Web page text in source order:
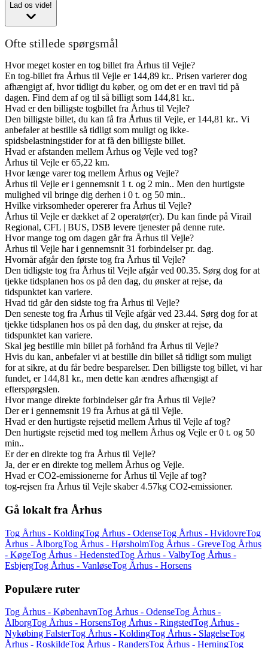
Lad os vide!
Ofte stillede spørgsmål
Hvor meget koster en tog billet fra Århus til Vejle?
En tog-billet fra Århus til Vejle er 144,89 kr.. Prisen varierer dog
afhængigt af, hvor tidligt du køber, og om det er en travl tid på
dagen. Find dem af og til så billigt som 144,81 kr..
Hvad er den billigste togbillet fra Århus til Vejle?
Den billigste billet, du kan få fra Århus til Vejle, er 144,81 kr.. Vi
anbefaler at bestille så tidligt som muligt og ikke-
spidsbelastningstider for at få den billigste billet.
Hvad er afstanden mellem Århus og Vejle ved tog?
Århus til Vejle er 65,22 km.
Hvor længe varer tog mellem Århus og Vejle?
Århus til Vejle er i gennemsnit 1 t. og 2 min.. Men den hurtigste
mulighed vil bringe dig derhen i 0 t. og 50 min..
Hvilke virksomheder opererer fra Århus til Vejle?
Århus til Vejle er dækket af 2 operatør(er). Du kan finde på Virail
Regional, CFL | BUS, DSB levere tjenester på denne rute.
Hvor mange tog om dagen går fra Århus til Vejle?
Århus til Vejle har i gennemsnit 31 forbindelser pr. dag.
Hvornår afgår den første tog fra Århus til Vejle?
Den tidligste tog fra Århus til Vejle afgår ved 00.35. Sørg dog for at
tjekke tidsplanen hos os på den dag, du ønsker at rejse, da
tidspunktet kan variere.
Hvad tid går den sidste tog fra Århus til Vejle?
Den seneste tog fra Århus til Vejle afgår ved 23.44. Sørg dog for at
tjekke tidsplanen hos os på den dag, du ønsker at rejse, da
tidspunktet kan variere.
Skal jeg bestille min billet på forhånd fra Århus til Vejle?
Hvis du kan, anbefaler vi at bestille din billet så tidligt som muligt
for at sikre, at du får bedre besparelser. Den billigste tog billet, vi har
fundet, er 144,81 kr., men dette kan ændres afhængigt af
efterspørgslen.
Hvor mange direkte forbindelser går fra Århus til Vejle?
Der er i gennemsnit 19 fra Århus at gå til Vejle.
Hvad er den hurtigste rejsetid mellem Århus til Vejle af tog?
Den hurtigste rejsetid med tog mellem Århus og Vejle er 0 t. og 50
min..
Er der en direkte tog fra Århus til Vejle?
Ja, der er en direkte tog mellem Århus og Vejle.
Hvad er CO2-emissionerne for Århus til Vejle af tog?
tog-rejsen fra Århus til Vejle skaber 4.57kg CO2-emissioner.
Gå lokalt fra Århus
Tog Århus - KoldingTog Århus - OdenseTog Århus - HvidovreTog
Århus - ÅlborgTog Århus - HørsholmTog Århus - GreveTog Århus
- KøgeTog Århus - HedenstedTog Århus - ValbyTog Århus -
EsbjergTog Århus - VanløseTog Århus - Horsens
Populære ruter
Tog Århus - KøbenhavnTog Århus - OdenseTog Århus -
ÅlborgTog Århus - HorsensTog Århus - RingstedTog Århus -
Nykøbing FalsterTog Århus - KoldingTog Århus - SlagelseTog
Århus - RoskildeTog Århus - RandersTog Århus - HerningTog